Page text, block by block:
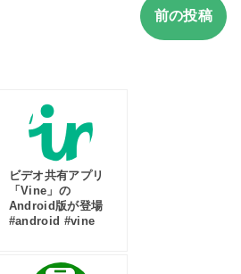
前の投稿
ビデオ共有アプリ
「Vine」の
Android版が登場
#android #vine